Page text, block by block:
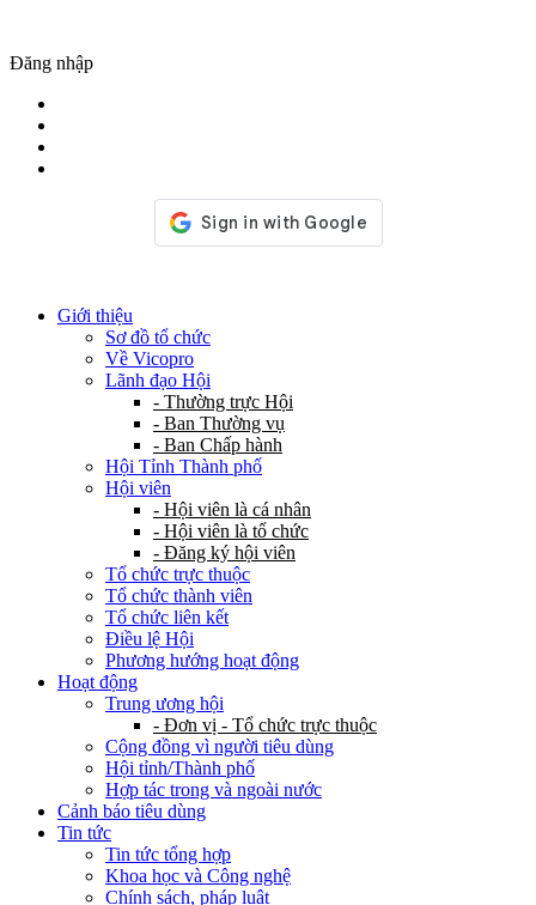
Đăng nhập
Giới thiệu
Sơ đồ tổ chức
Về Vicopro
Lãnh đạo Hội
- Thường trực Hội
- Ban Thường vụ
- Ban Chấp hành
Hội Tỉnh Thành phố
Hội viên
- Hội viên là cá nhân
- Hội viên là tổ chức
- Đăng ký hội viên
Tổ chức trực thuộc
Tổ chức thành viên
Tổ chức liên kết
Điều lệ Hội
Phương hướng hoạt động
Hoạt động
Trung ương hội
- Đơn vị - Tổ chức trực thuộc
Cộng đồng vì người tiêu dùng
Hội tỉnh/Thành phố
Hợp tác trong và ngoài nước
Cảnh báo tiêu dùng
Tin tức
Tin tức tổng hợp
Khoa học và Công nghệ
Chính sách, pháp luật